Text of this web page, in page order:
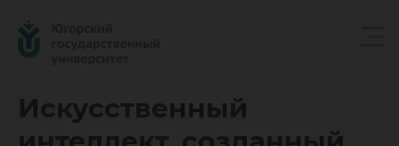
Искусственный